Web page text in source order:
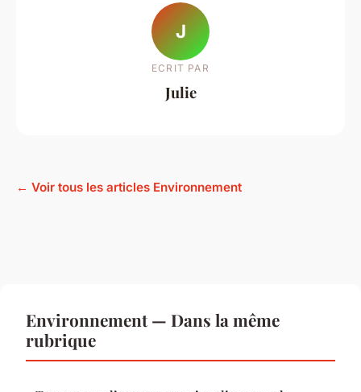
J
ECRIT PAR
Julie
← Voir tous les articles Environnement
Environnement — Dans la même
rubrique